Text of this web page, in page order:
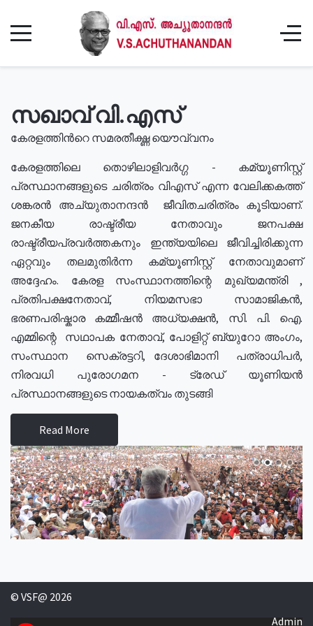
സഖാവ് വി.എസ്
കേരളത്തിൻറെ സമരതീക്ഷ്ണ യൌവ്വനം
കേരളത്തിലെ തൊഴിലാളിവർഗ്ഗ - കമ്യൂണിസ്റ്റ്
പ്രസ്ഥാനങ്ങളുടെ ചരിത്രം വിഎസ് എന്ന വേലിക്കകത്ത്
ശങ്കരൻ അച്യുതാനന്ദൻ ജീവിതചരിത്രം കൂടിയാണ്.
ജനകീയ രാഷ്ട്രീയ നേതാവും ജനപക്ഷ
രാഷ്ട്രീയപ്രവർത്തകനും ഇന്ത്യയിലെ ജീവിച്ചിരിക്കുന്ന
ഏറ്റവും തലമുതിർന്ന കമ്യൂണിസ്റ്റ് നേതാവുമാണ്
അദ്ദേഹം. കേരള സംസ്ഥാനത്തിന്റെ മുഖ്യമന്ത്രി ,
പ്രതിപക്ഷനേതാവ്, നിയമസഭാ സാമാജികൻ,
ഭരണപരിഷ്കാര കമ്മീഷൻ അധ്യക്ഷൻ, സി. പി. ഐ.
എമ്മിന്റെ സഥാപക നേതാവ്, പോളിറ്റ് ബ്യുറോ അംഗം,
സംസ്ഥാന സെക്രട്ടറി, ദേശാഭിമാനി പത്രാധിപർ,
നിരവധി പുരോഗമന - ട്രേഡ് യൂണിയൻ
പ്രസ്ഥാനങ്ങളുടെ നായകത്വം തുടങ്ങി
Read More
© VSF@ 2026
Admin